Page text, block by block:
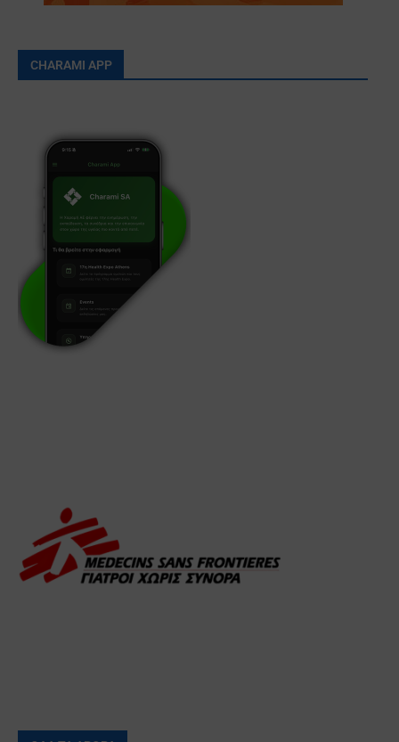
CHARAMI APP